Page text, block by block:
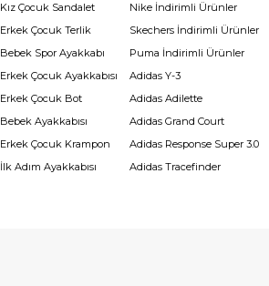
Kız Çocuk Sandalet
Erkek Çocuk Terlik
Bebek Spor Ayakkabı
Erkek Çocuk Ayakkabısı
Erkek Çocuk Bot
Bebek Ayakkabısı
Erkek Çocuk Krampon
İlk Adım Ayakkabısı
Nike İndirimli Ürünler
Skechers İndirimli Ürünler
Puma İndirimli Ürünler
Adidas Y-3
Adidas Adilette
Adidas Grand Court
Adidas Response Super 3.0
Adidas Tracefinder